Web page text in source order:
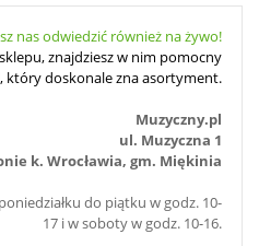
nas odwiedzić również na żywo!
znajdziesz w nim pomocny
który doskonale zna asortyment.
Muzyczny.pl
ul. Muzyczna 1
k. Wrocławia, gm. Miękinia
do piątku w godz. 10-
17 i w soboty w godz. 10-16.